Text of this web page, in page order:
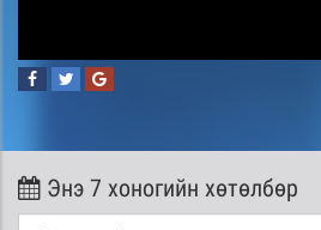
Энэ 7 хоногийн хөтөлбөр